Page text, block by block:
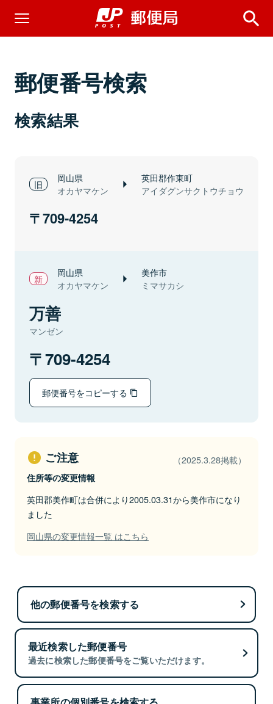
郵便番号検索
検索結果
岡山県
オカヤマケン
英田郡作東町
アイダグンサクトウチョウ
709-4254
岡山県
オカヤマケン
美作市
ミマサカシ
万善
マンゼン
709-4254
郵便番号をコピーする
ご注意 （2025.3.28掲載）
住所等の変更情報
英田郡美作町は合併により2005.03.31から美作市になり
ました
岡山県の変更情報一覧 はこちら
他の郵便番号を検索する
最近検索した郵便番号
過去に検索した郵便番号をご覧いただけます。